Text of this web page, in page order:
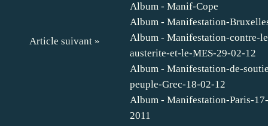
Article suivant »
Album - Manif-Cope
Album - Manifestation-
Album - Manifestation-contre-
austerite-et-le-MES-29-02-12
Album - Manifestation-de-
peuple-Grec-18-02-12
Album - Manifestation-Paris-
2011